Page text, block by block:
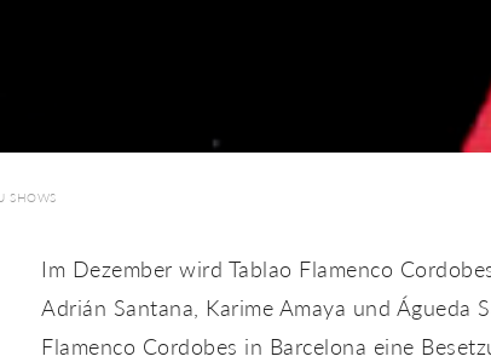
SHOWS
Im Dezember wird Tablao Flamenco
Adrián Santana, Karime Amaya und Águeda
Flamenco Cordobes in Barcelona eine